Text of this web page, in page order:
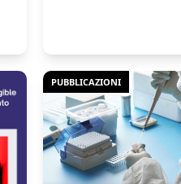
PUBBLICAZIONI